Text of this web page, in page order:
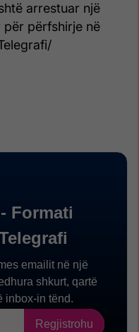
arrestuar një
përfshirje në